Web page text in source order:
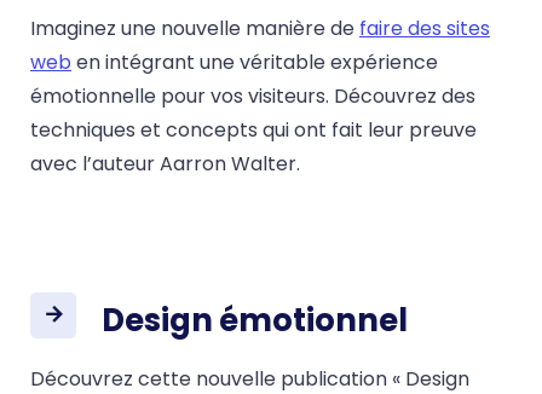
Imaginez une nouvelle manière de faire des sites
web en intégrant une véritable expérience
émotionnelle pour vos visiteurs. Découvrez des
techniques et concepts qui ont fait leur preuve
avec l’auteur Aarron Walter.
Design émotionnel
Découvrez cette nouvelle publication « Design